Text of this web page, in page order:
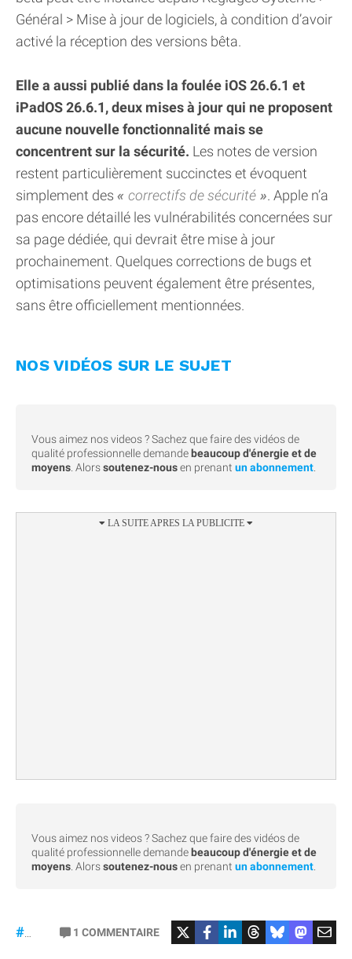
Général > Mise à jour de logiciels, à condition d’avoir
activé la réception des versions bêta.
Elle a aussi publié dans la foulée iOS 26.6.1 et
iPadOS 26.6.1, deux mises à jour qui ne proposent
aucune nouvelle fonctionnalité mais se
concentrent sur la sécurité. Les notes de version
restent particulièrement succinctes et évoquent
simplement des
correctifs de sécurité
. Apple n’a
pas encore détaillé les vulnérabilités concernées sur
sa page dédiée, qui devrait être mise à jour
prochainement. Quelques corrections de bugs et
optimisations peuvent également être présentes,
sans être officiellement mentionnées.
NOS VIDÉOS SUR LE SUJET
Vous aimez nos videos ? Sachez que faire des vidéos de
qualité professionnelle demande beaucoup d'énergie et de
moyens . Alorssoutenez-nousen prenant un abonnement
Vous aimez nos videos ? Sachez que faire des vidéos de
qualité professionnelle demande beaucoup d'énergie et de
moyens . Alorssoutenez-nousen prenant un abonnement
#Bêta
1 COMMENTAIRE